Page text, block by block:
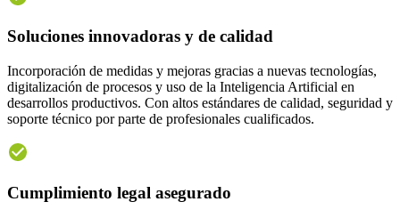
Soluciones innovadoras y de calidad
Incorporación de medidas y mejoras gracias a nuevas tecnologías,
digitalización de procesos y uso de la Inteligencia Artificial en
desarrollos productivos. Con altos estándares de calidad, seguridad y
soporte técnico por parte de profesionales cualificados.
Cumplimiento legal asegurado